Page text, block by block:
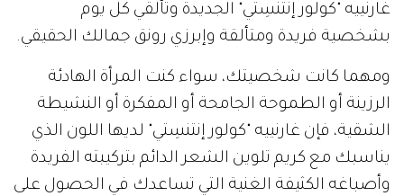
غارنييه "كولور إنتنسِتي" الجديدة وتألقي كل يوم
بشخصية فريدة ومتألقة وإبرزي رونق جمالك الحقيقي.
ومهما كانت شخصيتك، سواء كنت المرأة الهادئة
الرزينة أو الطموحة الجامحة أو المفكرة أو النشيطة
الشقية، فإن غارنييه "كولور إنتنسِتي" لديها اللون الذي
يناسبك مع كريم تلوين الشعر الدائم بتركيبته الفريدة
وأصباغه الكثيفة الغنية التي تساعدك في الحصول على